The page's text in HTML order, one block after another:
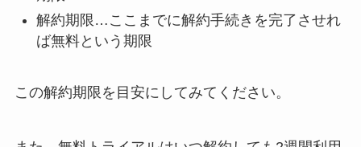
解約期限…ここまでに解約手続きを完了させれ
ば無料という期限
この解約期限を目安にしてみてください。